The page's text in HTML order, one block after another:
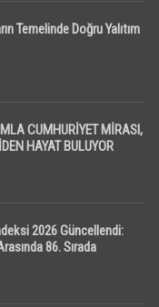
Temelinde Doğru Yalıtım
CUMHURİYET MİRASI,
HAYAT BULUYOR
2026 Güncellendi:
86. Sırada